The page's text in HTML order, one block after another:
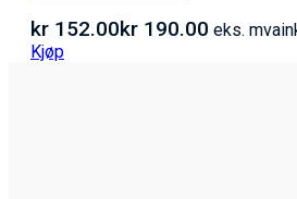
kr 152.00kr 190.00 eks. mva
Kjøp